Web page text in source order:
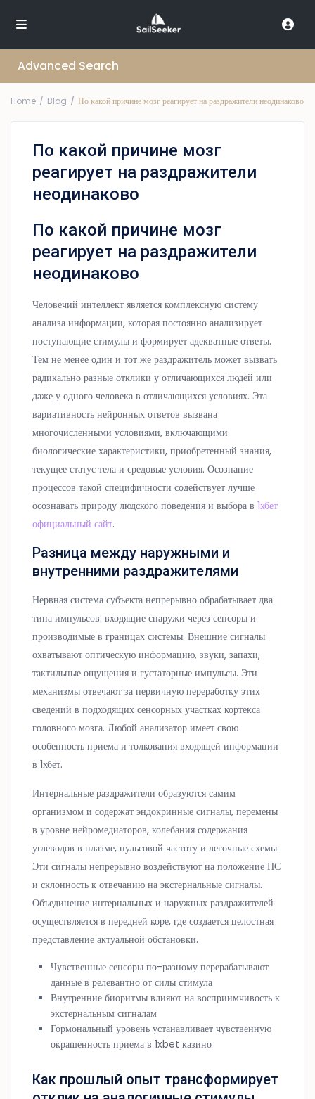
Advanced Search
Home Blog По какой причине мозг реагирует на раздражители неодинаково
По какой причине мозг
реагирует на раздражители
неодинаково
По какой причине мозг
реагирует на раздражители
неодинаково
Человечий интеллект является комплексную систему
анализа информации, которая постоянно анализирует
поступающие стимулы и формирует адекватные ответы.
Тем не менее один и тот же раздражитель может вызвать
радикально разные отклики у отличающихся людей или
даже у одного человека в отличающихся условиях. Эта
вариативность нейронных ответов вызвана
многочисленными условиями, включающими
биологические характеристики, приобретенный знания,
текущее статус тела и средовые условия. Осознание
процессов такой специфичности содействует лучше
осознавать природу людского поведения и выбора в1хбет
официальный сайт.
Разница между наружными и
внутренними раздражителями
Нервная система субъекта непрерывно обрабатывает два
типа импульсов: входящие снаружи через сенсоры и
производимые в границах системы. Внешние сигналы
охватывают оптическую информацию, звуки, запахи,
тактильные ощущения и густаторные импульсы. Эти
механизмы отвечают за первичную переработку этих
сведений в подходящих сенсорных участках кортекса
головного мозга. Любой анализатор имеет свою
особенность приема и толкования входящей информации
в 1хбет.
Интернальные раздражители образуются самим
организмом и содержат эндокринные сигналы, перемены
в уровне нейромедиаторов, колебания содержания
углеводов в плазме, пульсовой частоту и легочные схемы.
Эти сигналы непрерывно воздействуют на положение НС
и склонность к отвечанию на экстернальные сигналы.
Объединение интернальных и наружных раздражителей
осуществляется в передней коре, где создается целостная
представление актуальной обстановки.
Чувственные сенсоры по-разному перерабатывают
данные в релевантно от силы стимула
Внутренние биоритмы влияют на восприимчивость к
экстернальным сигналам
Гормональный уровень устанавливает чувственную
окрашенность приема в 1xbet казино
Как прошлый опыт трансформирует